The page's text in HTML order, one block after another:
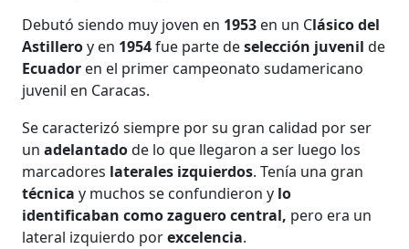
Debutó siendo muy joven en 1953 en un Clásico del
Astilleroy en 1954fue parte deselección juvenilde
Ecuador en el primer campeonato sudamericano
juvenil en Caracas.
Se caracterizó siempre por su gran calidad por ser
unadelantadode lo que llegaron a ser luego los
marcadores laterales izquierdos. Tenía una gran
técnicay muchos se confundieron y lo
identificaban como zaguero central, pero era un
lateral izquierdo porexcelencia.